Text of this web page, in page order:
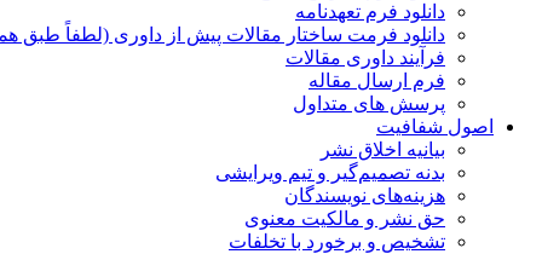
دانلود فرم تعهدنامه
دانلود فرمت ساختار مقالات پیش از داوری (لطفاً طبق
فرآیند داوری مقالات
فرم ارسال مقاله
پرسش های متداول
اصول شفافیت
بیانیه اخلاق نشر
بدنه تصمیم‌گیر و تیم ویرایشی
هزینه‌های نویسندگان
حق نشر و مالکیت معنوی
تشخیص و برخورد با تخلفات